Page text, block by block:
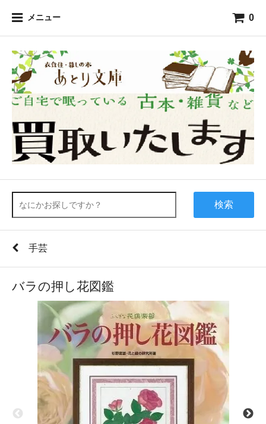
メニュー 0
検索
手芸
バラの押し花図鑑